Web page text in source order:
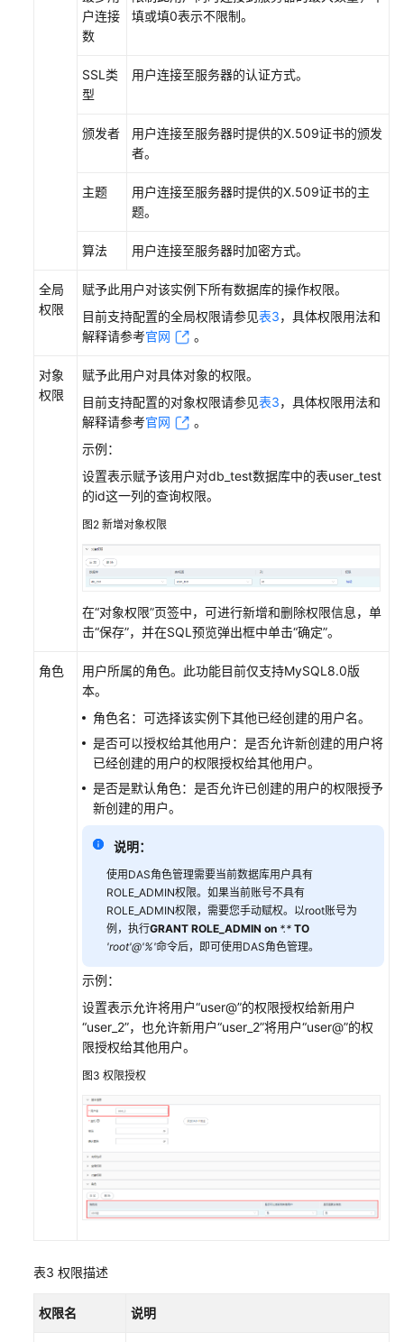
（不
广）
广）
DBA
Cassandra
GaussDB(DWS)
事
监
户连接
数
填或填0表示不限制。
SSL类
型
用户连接至服务器的认证方式。
颁发者
用户连接至服务器时提供的X.509证书的颁发
者。
主题
用户连接至服务器时提供的X.509证书的主
题。
算法 用户连接至服务器时加密方式。
全局
权限
赋予此用户对该实例下所有数据库的操作权限。
目前支持配置的全局权限请参见表3，具体权限用法和
解释请参考官网 。
对象
权限
赋予此用户对具体对象的权限。
目前支持配置的对象权限请参见表3，具体权限用法和
解释请参考官网
。
示例：
设置表示赋予该用户对db_test数据库中的表user_test
的id这一列的查询权限。
图2 新增对象权限
在“对象权限”页签中，可进行新增和删除权限信息，单
击“保存”，并在SQL预览弹出框中单击“确定”。
角色
用户所属的角色。此功能目前仅支持MySQL8.0版
本。
角色名：可选择该实例下其他已经创建的用户名。
是否可以授权给其他用户：是否允许新创建的用户将
已经创建的用户的权限授权给其他用户。
是否是默认角色：是否允许已创建的用户的权限授予
新创建的用户。
说明：
使用DAS角色管理需要当前数据库用户具有
ROLE_ADMIN权限。如果当前账号不具有
ROLE_ADMIN权限，需要您手动赋权。以root账号为
例，执行GRANT ROLE_ADMIN on *.* TO
'root'@'%'命令后，即可使用DAS角色管理。
示例：
设置表示允许将用户“user@”的权限授权给新用户
“user_2”，也允许新用户“user_2”将用户“user@”的权
限授权给其他用户。
图3 权限授权
表3 权限描述
权限名 说明